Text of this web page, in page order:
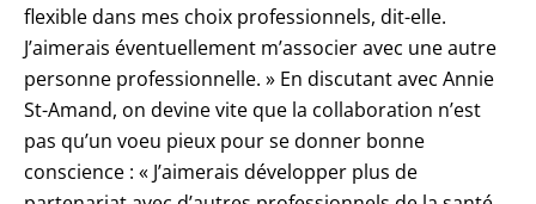
flexible dans mes choix professionnels, dit-elle.
J’aimerais éventuellement m’associer avec une autre
personne professionnelle. » En discutant avec Annie
St-Amand, on devine vite que la collaboration n’est
pas qu’un voeu pieux pour se donner bonne
conscience : « J’aimerais développer plus de